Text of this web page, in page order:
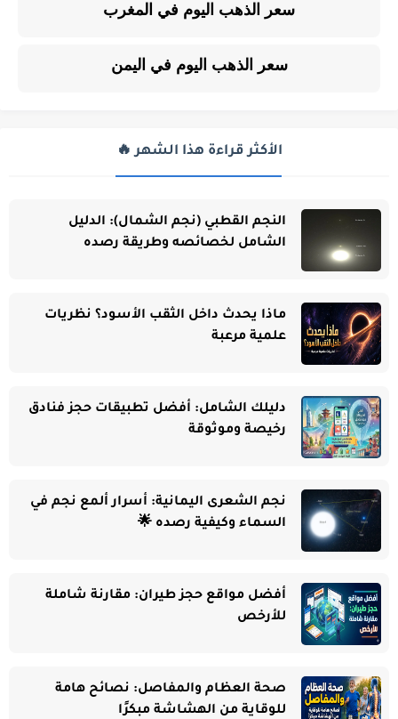
سعر الذهب اليوم في المغرب
سعر الذهب اليوم في اليمن
الأكثر قراءة هذا الشهر 🔥
النجم القطبي (نجم الشمال): الدليل
الشامل لخصائصه وطريقة رصده
ماذا يحدث داخل الثقب الأسود؟ نظريات
علمية مرعبة
دليلك الشامل: أفضل تطبيقات حجز فنادق
رخيصة وموثوقة
نجم الشعرى اليمانية: أسرار ألمع نجم في
السماء وكيفية رصده 🌟
أفضل مواقع حجز طيران: مقارنة شاملة
للأرخص
صحة العظام والمفاصل: نصائح هامة
للوقاية من الهشاشة مبكرًا